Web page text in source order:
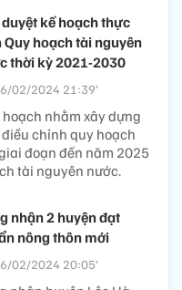
duyệt kế hoạch thực
Quy hoạch tài nguyên
thời kỳ 2021-2030
02/2024 21:39’
hoạch nhằm xây dựng
chỉnh quy hoạch
đoạn đến năm 2025
tài nguyên nước.
nhận 2 huyện đạt
nông thôn mới
02/2024 20:05’